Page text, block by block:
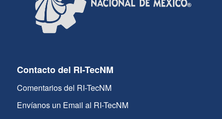
Contacto del RI-TecNM
Comentarios del RI-TecNM
Envíanos un Email al RI-TecNM